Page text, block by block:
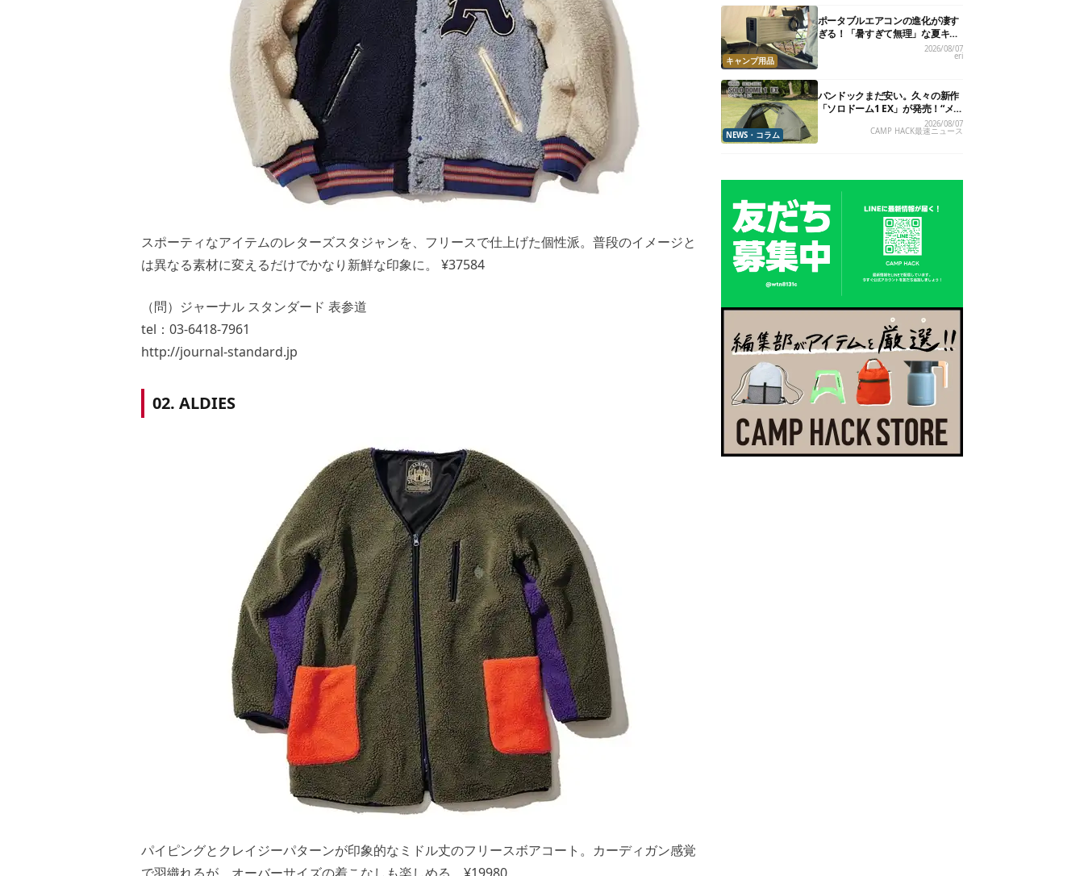
スポーティなアイテムのレターズスタジャンを、フリースで仕上げた個性派。普段のイメージと
は異なる素材に変えるだけでかなり新鮮な印象に。 ¥37584
（問）ジャーナル スタンダード 表参道
tel：03-6418-7961
http://journal-standard.jp
02. ALDIES
パイピングとクレイジーパターンが印象的なミドル丈のフリースボアコート。カーディガン感覚
キャンプ用品
ポータブルエアコンの進化が凄す
ぎる！「暑すぎて無理」な夏キャ
ンプを激変させる最新5選2026/08/07
eri
NEWS・コラム
バンドックまだ安い。久々の新作
「ソロドーム1 EX」が発売！“メ
ッシュインナー”だけでも使える
よ【防災も◎】
2026/08/07
CAMP HACK最速ニュース